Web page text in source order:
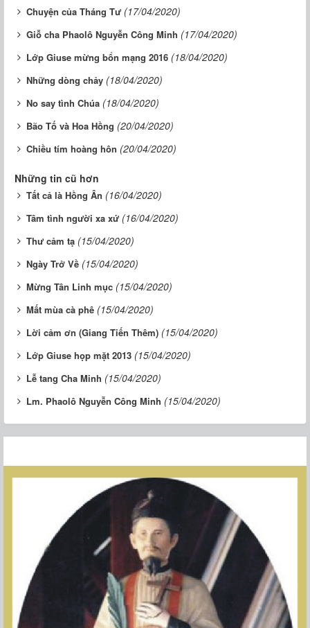
Chuyện của Tháng Tư (17/04/2020)
Giỗ cha Phaolô Nguyễn Công Minh (17/04/2020)
Lớp Giuse mừng bổn mạng 2016 (18/04/2020)
Những dòng chảy (18/04/2020)
No say tình Chúa (18/04/2020)
Bão Tố và Hoa Hồng (20/04/2020)
Chiều tím hoàng hôn (20/04/2020)
Những tin cũ hơn
Tất cả là Hồng Ân (16/04/2020)
Tâm tình người xa xứ (16/04/2020)
Thư cảm tạ (15/04/2020)
Ngày Trở Về (15/04/2020)
Mừng Tân Linh mục (15/04/2020)
Mất mùa cà phê (15/04/2020)
Lời cảm ơn (Giang Tiến Thêm) (15/04/2020)
Lớp Giuse họp mặt 2013 (15/04/2020)
Lễ tang Cha Minh (15/04/2020)
Lm. Phaolô Nguyễn Công Minh (15/04/2020)